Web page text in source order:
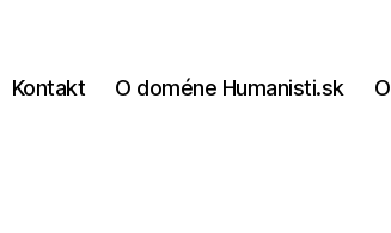
Kontakt O doméne Humanisti.sk